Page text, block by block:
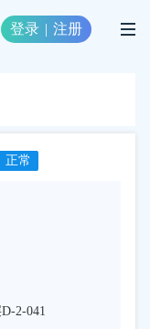
登录 | 注册
正常
2-041